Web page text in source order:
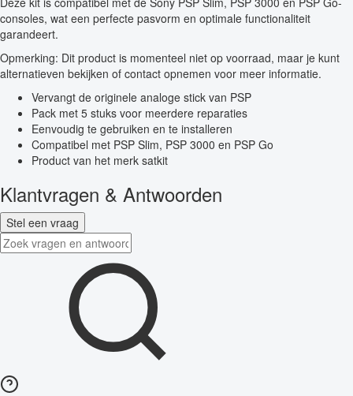
consoles, wat een perfecte pasvorm en optimale functionaliteit
garandeert.
Opmerking: Dit product is momenteel niet op voorraad, maar je kunt
alternatieven bekijken of contact opnemen voor meer informatie.
Vervangt de originele analoge stick van PSP
Pack met 5 stuks voor meerdere reparaties
Eenvoudig te gebruiken en te installeren
Compatibel met PSP Slim, PSP 3000 en PSP Go
Product van het merk satkit
Klantvragen & Antwoorden
Stel een vraag